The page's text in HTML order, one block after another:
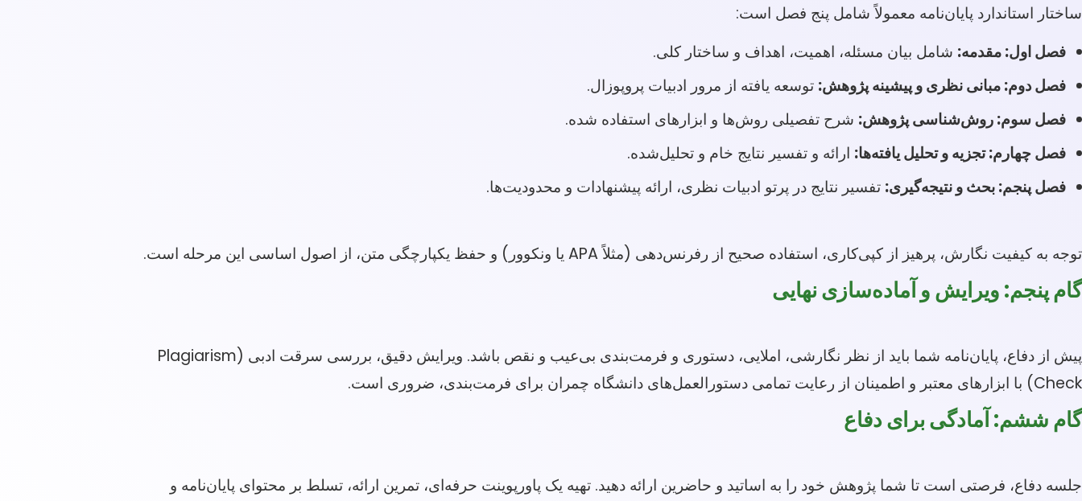
ساختار استاندارد پایان‌نامه معمولاً شامل پنج فصل است:
فصل اول: مقدمه: شامل بیان مسئله، اهمیت، اهداف و ساختار کلی.
فصل دوم: مبانی نظری و پیشینه پژوهش: توسعه یافته از مرور ادبیات پروپوزال.
فصل سوم: روش‌شناسی پژوهش: شرح تفصیلی روش‌ها و ابزارهای استفاده شده.
فصل چهارم: تجزیه و تحلیل یافته‌ها: ارائه و تفسیر نتایج خام و تحلیل‌شده.
فصل پنجم: بحث و نتیجه‌گیری: تفسیر نتایج در پرتو ادبیات نظری، ارائه پیشنهادات و محدودیت‌ها.
توجه به کیفیت نگارش، پرهیز از کپی‌کاری، استفاده صحیح از رفرنس‌دهی (مثلاً APA یا ونکوور) و حفظ یکپارچگی متن، از اصول اساسی این مرحله است.
گام پنجم: ویرایش و آماده‌سازی نهایی
پیش از دفاع، پایان‌نامه شما باید از نظر نگارشی، املایی، دستوری و فرمت‌بندی بی‌عیب و نقص باشد. ویرایش دقیق، بررسی سرقت ادبی (Plagiarism
Check) با ابزارهای معتبر و اطمینان از رعایت تمامی دستورالعمل‌های دانشگاه چمران برای فرمت‌بندی، ضروری است.
گام ششم: آمادگی برای دفاع
جلسه دفاع، فرصتی است تا شما پژوهش خود را به اساتید و حاضرین ارائه دهید. تهیه یک پاورپوینت حرفه‌ای، تمرین ارائه، تسلط بر محتوای پایان‌نامه و